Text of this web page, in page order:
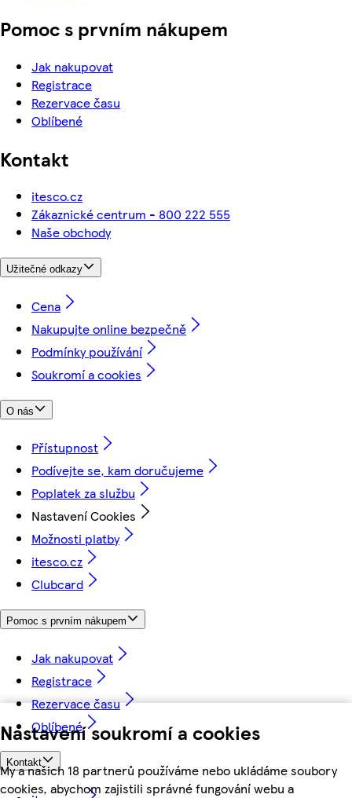
Nastavení soukromí a cookies
My a našich 18 partnerů používáme nebo ukládáme soubory
cookies, abychom zajistili správné fungování webu a
Pomoc s prvním nákupem
Jak nakupovat
Registrace
Rezervace času
Oblíbené
Kontakt
itesco.cz
Zákaznické centrum - 800 222 555
Naše obchody
Užitečné odkazy
Cena
Nakupujte online bezpečně
Podmínky používání
Soukromí a cookies
O nás
Přístupnost
Podívejte se, kam doručujeme
Poplatek za službu
Nastavení Cookies
Možnosti platby
itesco.cz
Clubcard
Pomoc s prvním nákupem
Jak nakupovat
Registrace
Rezervace času
Oblíbené
Kontakt